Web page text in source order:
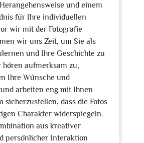
und einem
für Ihre individuellen
wir mit der Fotografie
wir uns Zeit, um Sie als
und Ihre Geschichte zu
hören aufmerksam zu,
Ihre Wünsche und
arbeiten eng mit Ihnen
sicherzustellen, dass die Fotos
Charakter widerspiegeln.
aus kreativer
persönlicher Interaktion